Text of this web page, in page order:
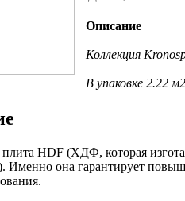
Описание
Коллекция
В упаковке 2.22
HDF (ХДФ, которая
Именно она гарантирует